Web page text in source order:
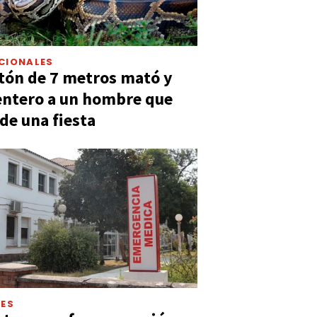
de 7 metros mató y
a un hombre que
una fiesta